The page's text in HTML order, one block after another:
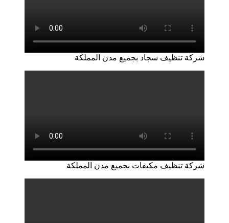
شركة تنظيف سجاد بجميع مدن المملكة
شركة تنظيف مكيفات بجميع مدن المملكة